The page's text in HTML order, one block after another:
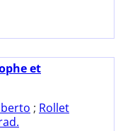
et
; Rollet